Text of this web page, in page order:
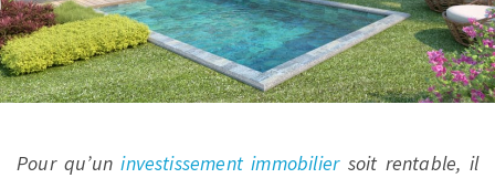
Pour qu’uninvestissement immobiliersoit rentable, il